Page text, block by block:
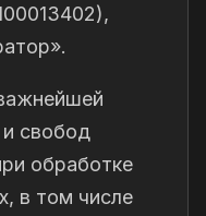
свобод
обработке
в том числе